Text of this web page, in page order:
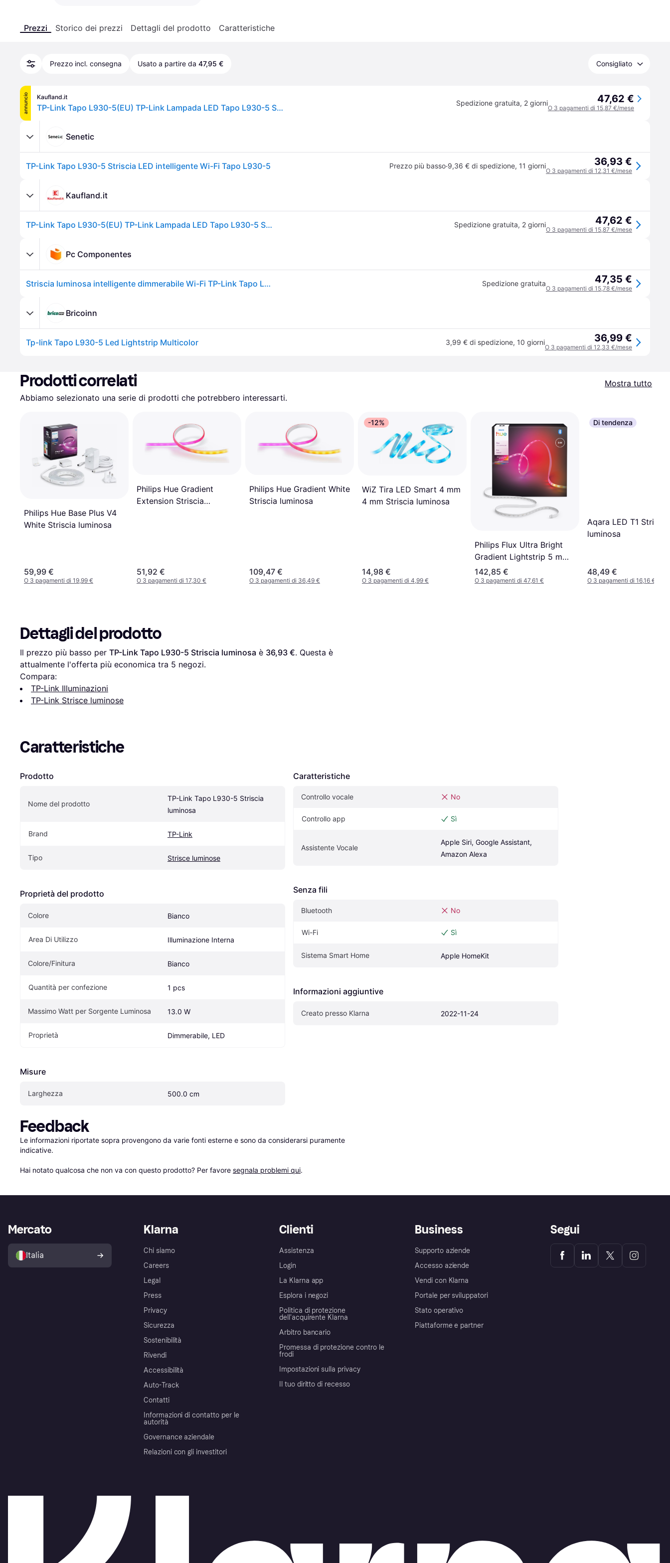
Prezzi Storico dei prezzi Dettagli del prodotto Caratteristiche
Prezzo incl. consegna Usato a partire da 47,95 € Consigliato
annuncio Kaufland.it
TP-Link Tapo L930-5(EU) TP-Link Lampada LED Tapo L930-5 Smart Wi-Fi Lightstrip Spedizione gratuita, 2 giorni 47,62 €
O 3 pagamenti di 15,87 €/mese
Senetic
TP-Link Tapo L930-5 Striscia LED intelligente Wi-Fi Tapo L930-5 Prezzo più basso·9,36 € di spedizione, 11 giorni 36,93 €
O 3 pagamenti di 12,31 €/mese
Kaufland.it
TP-Link Tapo L930-5(EU) TP-Link Lampada LED Tapo L930-5 Smart Wi-Fi Lightstrip Spedizione gratuita, 2 giorni 47,62 €
O 3 pagamenti di 15,87 €/mese
Pc Componentes
Striscia luminosa intelligente dimmerabile Wi-Fi TP-Link Tapo L930-5 da 5 m, LED multicolore, AC Spedizione gratuita 47,35 €
O 3 pagamenti di 15,78 €/mese
Bricoinn
Tp-link Tapo L930-5 Led Lightstrip Multicolor 3,99 € di spedizione, 10 giorni 36,99 €
O 3 pagamenti di 12,33 €/mese
Prodotti correlati
Mostra tutto
Abbiamo selezionato una serie di prodotti che potrebbero interessarti.
Philips Hue Base Plus V4
White Striscia luminosa
59,99 €
O 3 pagamenti di 19,99 €
Philips Hue Gradient
Extension Striscia
51,92 €
O 3 pagamenti di 17,30 €
Philips Hue Gradient White
Striscia luminosa
109,47 €
O 3 pagamenti di 36,49 €
-12%
WiZ Tira LED Smart 4 mm
4 mm Striscia luminosa
14,98 €
O 3 pagamenti di 4,99 €
Philips Flux Ultra Bright
Gradient Lightstrip 5 m
Striscia luminosa
142,85 €
O 3 pagamenti di 47,61 €
Di tendenza
Aqara LED T1 Striscia
luminosa
48,49 €
O 3 pagamenti di 16,16 €
Dettagli del prodotto
Il prezzo più basso per TP-Link Tapo L930-5 Striscia luminosa è 36,93 €. Questa è
attualmente l'offerta più economica tra 5 negozi.
Compara:
TP-Link Illuminazioni
TP-Link Strisce luminose
Caratteristiche
Prodotto
Nome del prodotto
TP-Link Tapo L930-5 Striscia
luminosa
Brand TP-Link
Tipo Strisce luminose
Proprietà del prodotto
Colore Bianco
Area Di Utilizzo Illuminazione Interna
Colore/Finitura Bianco
Quantità per confezione 1 pcs
Massimo Watt per Sorgente Luminosa 13.0 W
Proprietà Dimmerabile, LED
Misure
Larghezza 500.0 cm
Caratteristiche
Controllo vocale No
Controllo app Sì
Assistente Vocale
Apple Siri, Google Assistant,
Amazon Alexa
Senza fili
Bluetooth No
Wi-Fi Sì
Sistema Smart Home Apple HomeKit
Informazioni aggiuntive
Creato presso Klarna 2022-11-24
Feedback
Le informazioni riportate sopra provengono da varie fonti esterne e sono da considerarsi puramente
indicative.
Hai notato qualcosa che non va con questo prodotto? Per favore segnala problemi qui.
Klarna
Chi siamo
Careers
Legal
Press
Privacy
Sicurezza
Sostenibilità
Rivendi
Accessibilità
Auto-Track
Contatti
Informazioni di contatto per le
autorità
Governance aziendale
Relazioni con gli investitori
Clienti
Assistenza
Login
La Klarna app
Esplora i negozi
Politica di protezione
dell'acquirente Klarna
Arbitro bancario
Promessa di protezione contro le
frodi
Impostazioni sulla privacy
Il tuo diritto di recesso
Business
Supporto aziende
Accesso aziende
Vendi con Klarna
Portale per sviluppatori
Stato operativo
Piattaforme e partner
Mercato
Italia
Segui